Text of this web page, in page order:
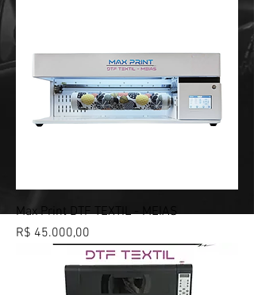
Max Print DTF TEXTIL - MEIAS
Preço
R$ 45.000,00